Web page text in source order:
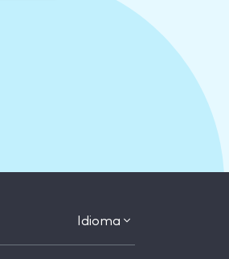
Idioma